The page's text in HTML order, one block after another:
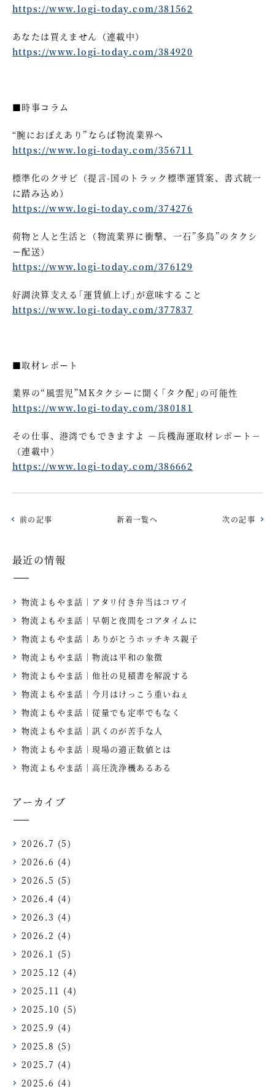
https://www.logi-today.com/381562
あなたは買えません（連載中）
https://www.logi-today.com/384920
■時事コラム
“腕におぼえあり”ならば物流業界へ
https://www.logi-today.com/356711
標準化のクサビ（提言-国のトラック標準運賃案、書式統一
に踏み込め）
https://www.logi-today.com/374276
荷物と人と生活と（物流業界に衝撃、一石”多鳥”のタクシ
ー配送）
https://www.logi-today.com/376129
好調決算支える｢運賃値上げ｣が意味すること
https://www.logi-today.com/377837
■取材レポート
業界の“風雲児”MKタクシーに聞く｢タク配｣の可能性
https://www.logi-today.com/380181
その仕事、港湾でもできますよ －兵機海運取材レポート－
（連載中）
https://www.logi-today.com/386662
前の記事 新着一覧へ 次の記事
最近の情報
物流よもやま話｜アタリ付き弁当はコワイ
物流よもやま話｜早朝と夜間をコアタイムに
物流よもやま話｜ありがとうホッチキス親子
物流よもやま話｜物流は平和の象徴
物流よもやま話｜他社の見積書を解説する
物流よもやま話｜今月はけっこう重いねぇ
物流よもやま話｜従量でも定率でもなく
物流よもやま話｜訊くのが苦手な人
物流よもやま話｜現場の適正数値とは
物流よもやま話｜高圧洗浄機あるある
アーカイブ
2026.7 (5)
2026.6 (4)
2026.5 (5)
2026.4 (4)
2026.3 (4)
2026.2 (4)
2026.1 (5)
2025.12 (4)
2025.11 (4)
2025.10 (5)
2025.9 (4)
2025.8 (5)
2025.7 (4)
2025.6 (4)